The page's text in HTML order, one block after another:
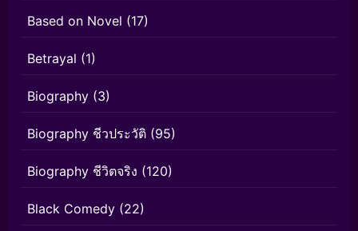
Based on Novel (17)
Betrayal (1)
Biography (3)
Biography ชีวประวัติ (95)
Biography ชีวิตจริง (120)
Black Comedy (22)